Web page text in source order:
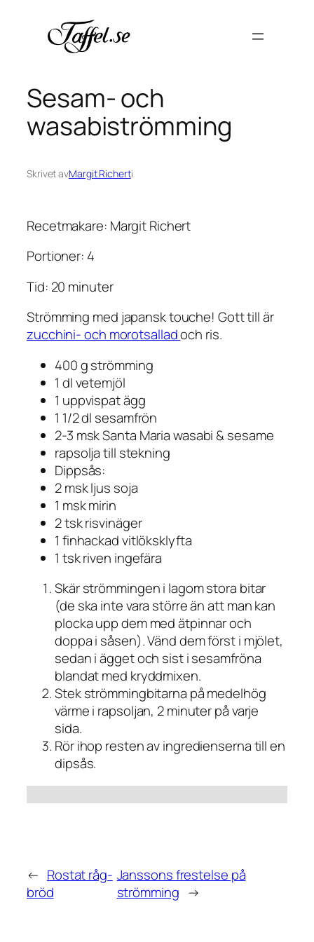
innehåll
Sesam- och
wasabiströmming
Skrivet avMargit Richerti
Recetmakare: Margit Richert
Portioner: 4
Tid: 20 minuter
Strömming med japansk touche! Gott till är
zucchini- och morotsalladoch ris.
400 g strömming
1 dl vetemjöl
1 uppvispat ägg
1 1/2 dl sesamfrön
2-3 msk Santa Maria wasabi & sesame
rapsolja till stekning
Dippsås:
2 msk ljus soja
1 msk mirin
2 tsk risvinäger
1 finhackad vitlöksklyfta
1 tsk riven ingefära
Skär strömmingen i lagom stora bitar
(de ska inte vara större än att man kan
plocka upp dem med ätpinnar och
doppa i såsen). Vänd dem först i mjölet,
sedan i ägget och sist i sesamfröna
blandat med kryddmixen.
Stek strömmingbitarna på medelhög
värme i rapsoljan, 2 minuter på varje
sida.
Rör ihop resten av ingredienserna till en
dipsås.
← Rostat råg-
bröd
Janssons frestelse på
strömming →